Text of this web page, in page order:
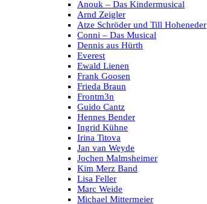
Anouk – Das Kindermusical
Arnd Zeigler
Atze Schröder und Till Hoheneder
Conni – Das Musical
Dennis aus Hürth
Everest
Ewald Lienen
Frank Goosen
Frieda Braun
Frontm3n
Guido Cantz
Hennes Bender
Ingrid Kühne
Irina Titova
Jan van Weyde
Jochen Malmsheimer
Kim Merz Band
Lisa Feller
Marc Weide
Michael Mittermeier